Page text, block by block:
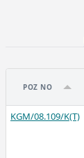
2026-Mart
POZ NO
KGM/08.109/K(T)